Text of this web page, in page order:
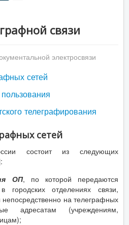
связи
электросвязи
сетей
телеграфирования
сетей
состоит из следующих
ОП, по которой передаются
городских отделениях связи,
на телеграфных
адресатам (учреждениям,